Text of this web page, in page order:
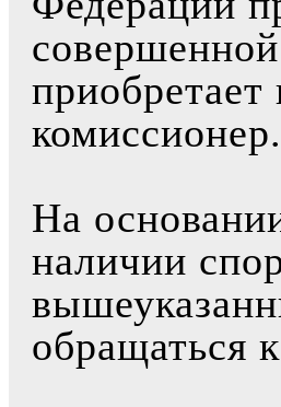
комиссионер.
На
наличии
обращаться